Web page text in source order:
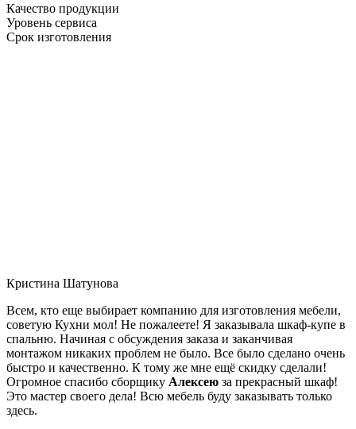
Качество продукции
Уровень сервиса
Срок изготовления
Кристина Шатунова
Всем, кто еще выбирает компанию для изготовления мебели,
советую Кухни мол! Не пожалеете! Я заказывала шкаф-купе в
спальню. Начиная с обсуждения заказа и заканчивая
монтажом никаких проблем не было. Все было сделано очень
быстро и качественно. К тому же мне ещё скидку сделали!
Огромное спасибо сборщику Алексею за прекрасный шкаф!
Это мастер своего дела! Всю мебель буду заказывать только
здесь.